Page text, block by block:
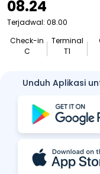
08.24
Terjadwal: 08.00
Check-in
C
Terminal
T1
Unduh Aplikasi